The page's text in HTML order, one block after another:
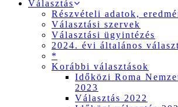
Választás
Részvételi adatok,
Választási szervek
Választási ügyintézés
2024. évi általános
*
Korábbi választások
Időközi Roma
2023
Választás 2022